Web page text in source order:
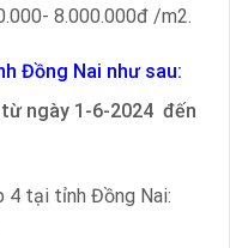
8.000.000đ /m2.
Đồng Nai như sau:
ngày 1-6-2024 đến
4 tại tỉnh Đồng Nai: